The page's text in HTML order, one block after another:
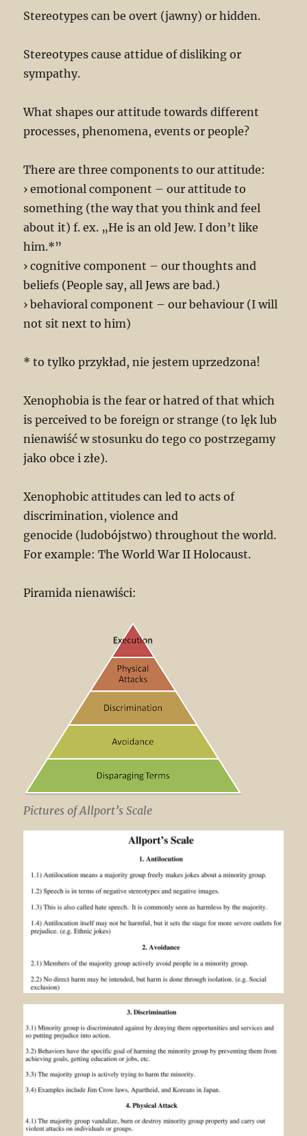
Stereotypes can be overt (jawny) or hidden.
Stereotypes cause attidue of disliking or
sympathy.
What shapes our attitude towards different
processes, phenomena, events or people?
There are three components to our attitude:
› emotional component – our attitude to
something (the way that you think and feel
about it) f. ex. „He is an old Jew. I don’t like
him.*”
› cognitive component – our thoughts and
beliefs (People say, all Jews are bad.)
› behavioral component – our behaviour (I will
not sit next to him)
* to tylko przykład, nie jestem uprzedzona!
Xenophobia is the fear or hatred of that which
is perceived to be foreign or strange (to lęk lub
nienawiść w stosunku do tego co postrzegamy
jako obce i złe).
Xenophobic attitudes can led to acts of
discrimination, violence and
genocide (ludobójstwo) throughout the world.
For example: The World War II Holocaust.
Piramida nienawiści:
Pictures of Allport’s Scale